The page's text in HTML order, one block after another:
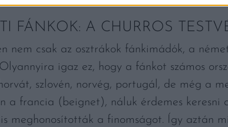
FÁNKOK: A CHURROS
nem csak az osztrákok fánkimádók, a
igaz ez, hogy a fánkot számos
szlovén, norvég, portugál, de még a
a francia (beignet), náluk érdemes
meghonosították a finomságot. Így aztán